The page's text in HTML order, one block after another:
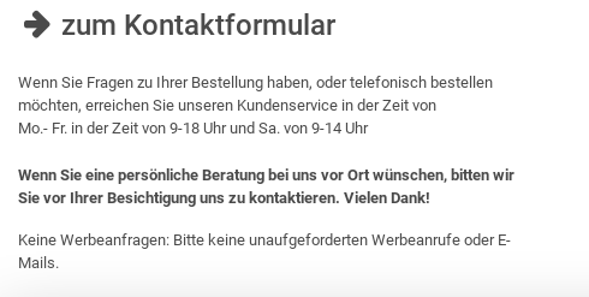
zum Kontaktformular
Wenn Sie Fragen zu Ihrer Bestellung haben, oder telefonisch bestellen
möchten, erreichen Sie unseren Kundenservice in der Zeit von
Mo.- Fr. in der Zeit von 9-18 Uhr und Sa. von 9-14 Uhr
Wenn Sie eine persönliche Beratung bei uns vor Ort wünschen, bitten wir
Sie vor Ihrer Besichtigung uns zu kontaktieren. Vielen Dank!
Keine Werbeanfragen: Bitte keine unaufgeforderten Werbeanrufe oder E-
Mails.